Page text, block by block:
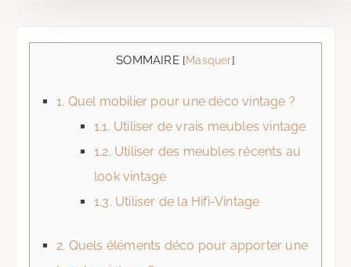
SOMMAIRE [Masquer]
1. Quel mobilier pour une déco vintage ?
1.1. Utiliser de vrais meubles vintage
1.2. Utiliser des meubles récents au
look vintage
1.3. Utiliser de la Hifi-Vintage
2. Quels éléments déco pour apporter une